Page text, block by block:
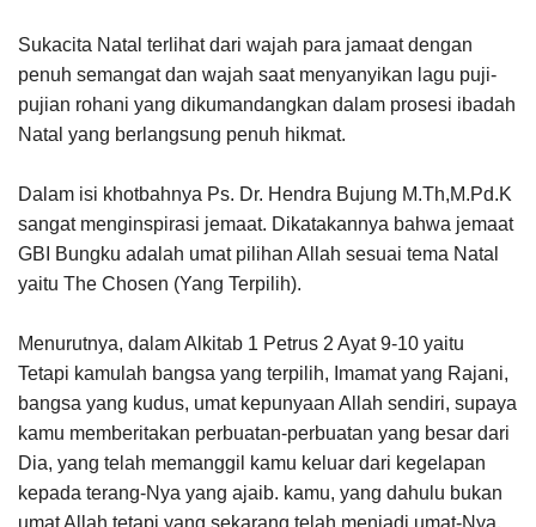
Sukacita Natal terlihat dari wajah para jamaat dengan
penuh semangat dan wajah saat menyanyikan lagu puji-
pujian rohani yang dikumandangkan dalam prosesi ibadah
Natal yang berlangsung penuh hikmat.
Dalam isi khotbahnya Ps. Dr. Hendra Bujung M.Th,M.Pd.K
sangat menginspirasi jemaat. Dikatakannya bahwa jemaat
GBI Bungku adalah umat pilihan Allah sesuai tema Natal
yaitu The Chosen (Yang Terpilih).
Menurutnya, dalam Alkitab 1 Petrus 2 Ayat 9-10 yaitu
Tetapi kamulah bangsa yang terpilih, Imamat yang Rajani,
bangsa yang kudus, umat kepunyaan Allah sendiri, supaya
kamu memberitakan perbuatan-perbuatan yang besar dari
Dia, yang telah memanggil kamu keluar dari kegelapan
kepada terang-Nya yang ajaib. kamu, yang dahulu bukan
umat Allah tetapi yang sekarang telah menjadi umat-Nya,